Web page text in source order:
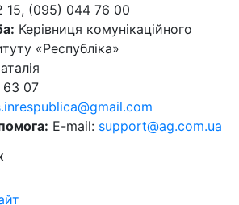
15, (095) 044 76 00
Керівниця комунікаційного
«Республіка»
63 07
E-mail: support@ag.com.ua